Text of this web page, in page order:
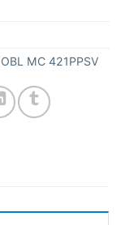
OBL MC 421PPSV